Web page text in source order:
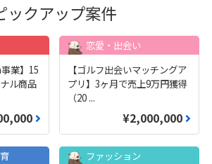
ックアップ案件
業】15
ル商品
恋愛・出会い
【ゴルフ出会いマッチングア
プリ】3ヶ月で売上9万円獲得
（20 ...
¥2,000,000
ファッション